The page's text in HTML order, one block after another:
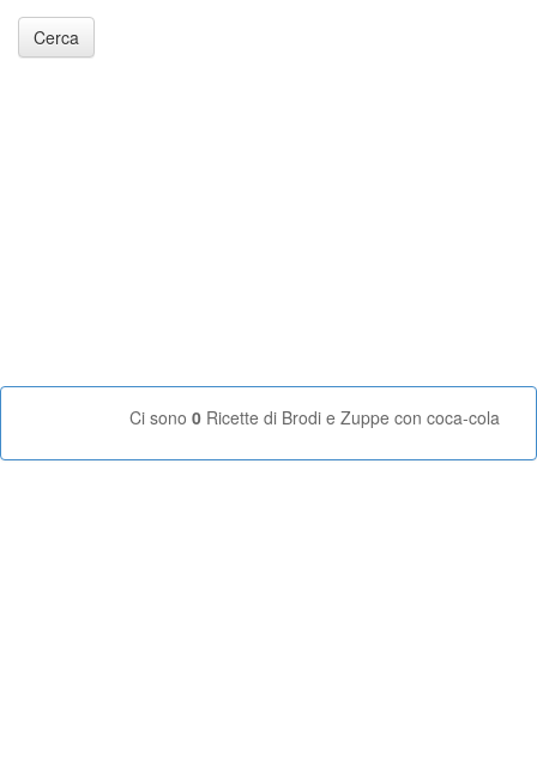
Cerca
Ci sono 0 Ricette di Brodi e Zuppe con coca-cola